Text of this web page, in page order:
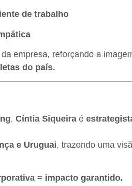
de trabalho
empresa, reforçando a
do país.
, Cíntia Siqueira é
e Uruguai, trazendo uma
= impacto garantido.